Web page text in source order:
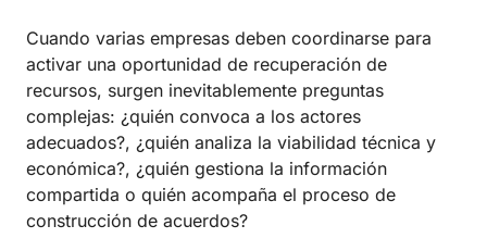
Cuando varias empresas deben coordinarse para
activar una oportunidad de recuperación de
recursos, surgen inevitablemente preguntas
complejas: ¿quién convoca a los actores
adecuados?, ¿quién analiza la viabilidad técnica y
económica?, ¿quién gestiona la información
compartida o quién acompaña el proceso de
construcción de acuerdos?